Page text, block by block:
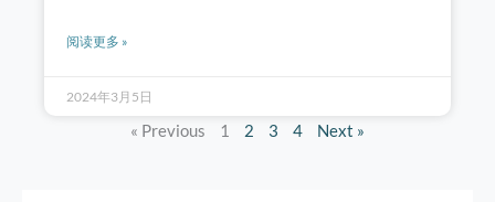
阅读更多 »
2024年3月5日
« Previous 1 2 3 4 Next »